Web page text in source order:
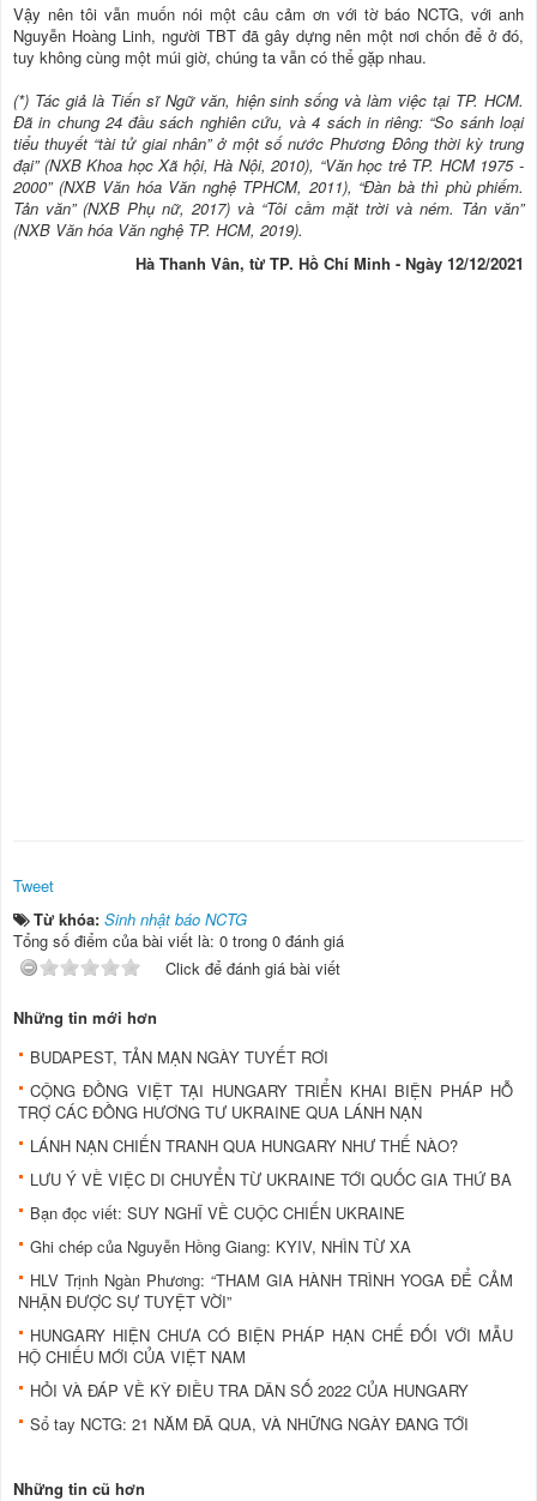
Vậy nên tôi vẫn muốn nói một câu cảm ơn với tờ báo NCTG, với anh
Nguyễn Hoàng Linh, người TBT đã gây dựng nên một nơi chốn để ở đó,
tuy không cùng một múi giờ, chúng ta vẫn có thể gặp nhau.
(*) Tác giả là Tiến sĩ Ngữ văn, hiện sinh sống và làm việc tại TP. HCM.
Đã in chung 24 đầu sách nghiên cứu, và 4 sách in riêng: “So sánh loại
tiểu thuyết “tài tử giai nhân” ở một số nước Phương Đông thời kỳ trung
đại” (NXB Khoa học Xã hội, Hà Nội, 2010), “Văn học trẻ TP. HCM 1975 -
2000” (NXB Văn hóa Văn nghệ TPHCM, 2011), “Đàn bà thì phù phiếm.
Tản văn” (NXB Phụ nữ, 2017) và “Tôi cầm mặt trời và ném. Tản văn”
(NXB Văn hóa Văn nghệ TP. HCM, 2019).
Hà Thanh Vân, từ TP. Hồ Chí Minh - Ngày 12/12/2021
Tweet
Từ khóa: Sinh nhật báo NCTG
Tổng số điểm của bài viết là: 0 trong 0 đánh giá
Click để đánh giá bài viết
Những tin mới hơn
BUDAPEST, TẢN MẠN NGÀY TUYẾT RƠI
CỘNG ĐỒNG VIỆT TẠI HUNGARY TRIỂN KHAI BIỆN PHÁP HỖ
TRỢ CÁC ĐỒNG HƯƠNG TƯ UKRAINE QUA LÁNH NẠN
LÁNH NẠN CHIẾN TRANH QUA HUNGARY NHƯ THẾ NÀO?
LƯU Ý VỀ VIỆC DI CHUYỂN TỪ UKRAINE TỚI QUỐC GIA THỨ BA
Bạn đọc viết: SUY NGHĨ VỀ CUỘC CHIẾN UKRAINE
Ghi chép của Nguyễn Hồng Giang: KYIV, NHÌN TỪ XA
HLV Trịnh Ngàn Phương: “THAM GIA HÀNH TRÌNH YOGA ĐỂ CẢM
NHẬN ĐƯỢC SỰ TUYỆT VỜI”
HUNGARY HIỆN CHƯA CÓ BIỆN PHÁP HẠN CHẾ ĐỐI VỚI MẪU
HỘ CHIẾU MỚI CỦA VIỆT NAM
HỎI VÀ ĐÁP VỀ KỲ ĐIỀU TRA DÂN SỐ 2022 CỦA HUNGARY
Sổ tay NCTG: 21 NĂM ĐÃ QUA, VÀ NHỮNG NGÀY ĐANG TỚI
Những tin cũ hơn